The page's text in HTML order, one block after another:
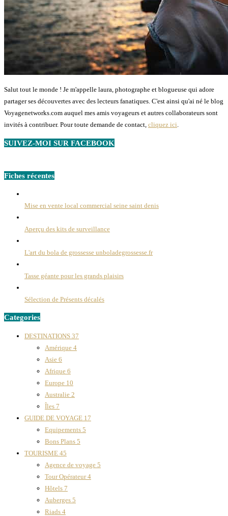
Salut tout le monde ! Je m'appelle laura, photographe et blogueuse qui adore
partager ses découvertes avec des lecteurs fanatiques. C'est ainsi qu'ai né le blog
Voyagenetworks.com auquel mes amis voyageurs et autres collaborateurs sont
invités à contribuer. Pour toute demande de contact, cliquez ici.
SUIVEZ-MOI SUR FACEBOOK
Fiches récentes
Mise en vente local commercial seine saint denis
Aperçu des kits de surveillance
L'art du bola de grossesse unboladegrossesse.fr
Tasse géante pour les grands plaisirs
Sélection de Présents décalés
Categories
DESTINATIONS 37
Amérique 4
Asie 6
Afrique 6
Europe 10
Australie 2
Îles 7
GUIDE DE VOYAGE 17
Equipements 5
Bons Plans 5
TOURISME 45
Agence de voyage 5
Tour Opérateur4
Hôtels 7
Auberges 5
Riads 4